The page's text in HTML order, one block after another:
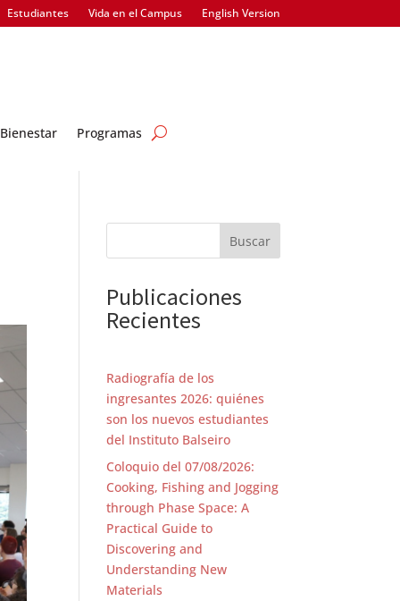
Estudiantes Vida en el Campus English Version
Bienestar Programas
Buscar
Publicaciones
Recientes
Radiografía de los
ingresantes 2026: quiénes
son los nuevos estudiantes
del Instituto Balseiro
Coloquio del 07/08/2026:
Cooking, Fishing and Jogging
through Phase Space: A
Practical Guide to
Discovering and
Understanding New
Materials